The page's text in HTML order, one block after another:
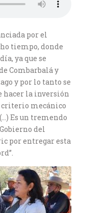
por el
tiempo, donde
ya que se
Combarbalá y
y por lo tanto se
hacer la inversión
criterio mecánico
Es un tremendo
del
por entregar esta